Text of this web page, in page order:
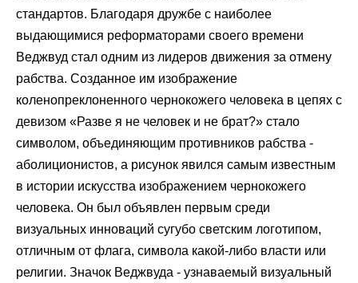
стандартов. Благодаря дружбе с наиболее
выдающимися реформаторами своего времени
Веджвуд стал одним из лидеров движения за отмену
рабства. Созданное им изображение
коленопреклоненного чернокожего человека в цепях с
девизом «Разве я не человек и не брат?» стало
символом, объединяющим противников рабства -
аболиционистов, а рисунок явился самым известным
в истории искусства изображением чернокожего
человека. Он был объявлен первым среди
визуальных инноваций сугубо светским логотипом,
отличным от флага, символа какой-либо власти или
религии. Значок Веджвуда - узнаваемый визуальный